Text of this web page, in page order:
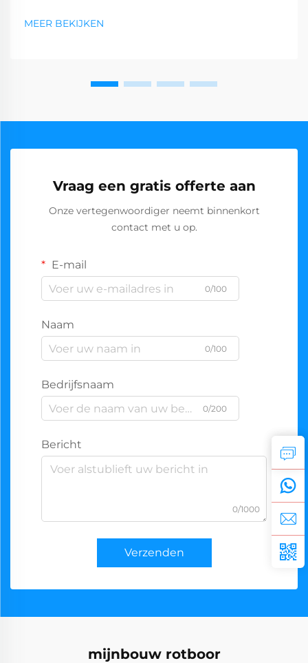
MEER BEKIJKEN
Vraag een gratis offerte aan
Onze vertegenwoordiger neemt binnenkort
contact met u op.
E-mail
0/100
Naam
0/100
Bedrijfsnaam
0/200
Bericht
0/1000
Verzenden
mijnbouw rotboor